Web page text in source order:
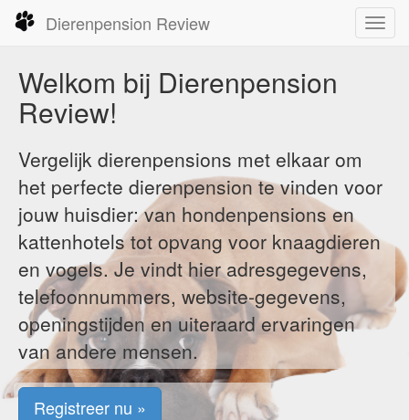
Dierenpension Review
Welkom bij Dierenpension
Review!
Vergelijk dierenpensions met elkaar om
het perfecte dierenpension te vinden voor
jouw huisdier: van hondenpensions en
kattenhotels tot opvang voor knaagdieren
en vogels. Je vindt hier adresgegevens,
telefoonnummers, website-gegevens,
openingstijden en uiteraard ervaringen
van andere mensen.
Registreer nu »